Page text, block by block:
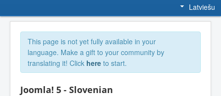
Latviešu
This page is not yet fully available in your
language. Make a gift to your community by
translating it! Click here to start.
Joomla! 5 - Slovenian